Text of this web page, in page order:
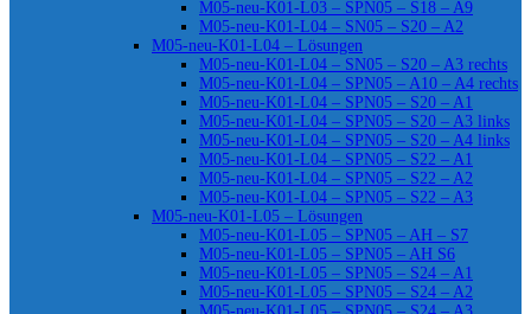
M05-neu-K01-L03 – SPN05 – S18 – A9
M05-neu-K01-L04 – SN05 – S20 – A2
M05-neu-K01-L04 – Lösungen
M05-neu-K01-L04 – SN05 – S20 – A3 rechts
M05-neu-K01-L04 – SPN05 – A10 – A4 rechts
M05-neu-K01-L04 – SPN05 – S20 – A1
M05-neu-K01-L04 – SPN05 – S20 – A3 links
M05-neu-K01-L04 – SPN05 – S20 – A4 links
M05-neu-K01-L04 – SPN05 – S22 – A1
M05-neu-K01-L04 – SPN05 – S22 – A2
M05-neu-K01-L04 – SPN05 – S22 – A3
M05-neu-K01-L05 – Lösungen
M05-neu-K01-L05 – SPN05 – AH – S7
M05-neu-K01-L05 – SPN05 – AH S6
M05-neu-K01-L05 – SPN05 – S24 – A1
M05-neu-K01-L05 – SPN05 – S24 – A2